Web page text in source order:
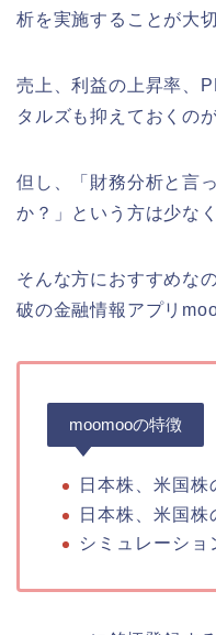
析を実施することが大切
売上、利益の上昇率、
タルズも抑えておくの
但し、「財務分析と言
か？」という方は少な
そんな方におすすめな
破の金融情報アプリ
moomooの特徴
日本株、米国
日本株、米国株
シミュレーショ